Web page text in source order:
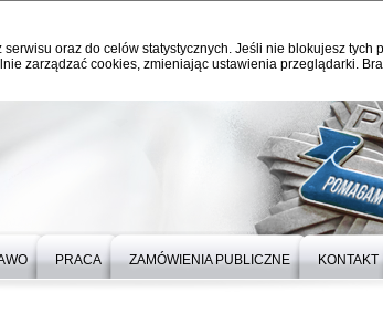
oraz do celów statystycznych. Jeśli nie blokujesz tych
zarządzać cookies, zmieniając ustawienia przeglądarki.
PRACA ZAMÓWIENIA PUBLICZNE KONTAKT